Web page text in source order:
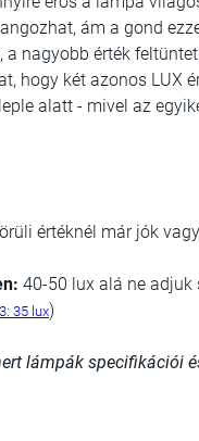
ám a gond
nagyobb érték
hogy két azonos LUX
alatt - mivel az
értéknél már jók
40-50 lux alá ne adjuk
35 lux)
lámpák specifikációi